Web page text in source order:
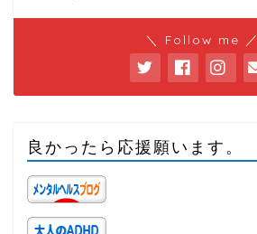
＼ Follow me ／
良かったら応援願います。